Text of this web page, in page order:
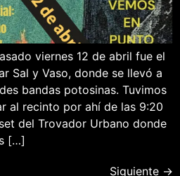
viernes 12 de abril fue el
Sal y Vaso, donde se llevó a
bandas potosinas. Tuvimos
al recinto por ahí de las 9:20
del Trovador Urbano donde
[…]
Siguiente →